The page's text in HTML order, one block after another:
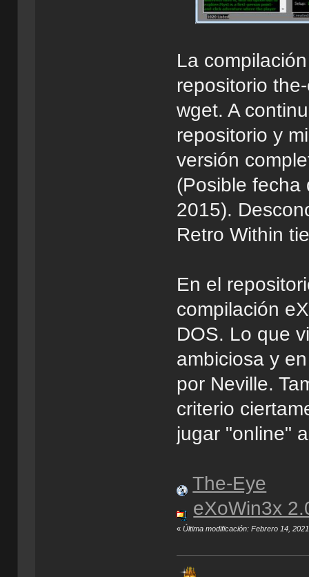
La
repositorio
wget. A
repositorio y
versión
(Posible fecha
2015).
Retro Within
En el
compilación
DOS. Lo que
ambiciosa y
por Neville.
criterio
jugar "online"
The-Eye
eXoWin3x
«Última modificación: Febrero 14,